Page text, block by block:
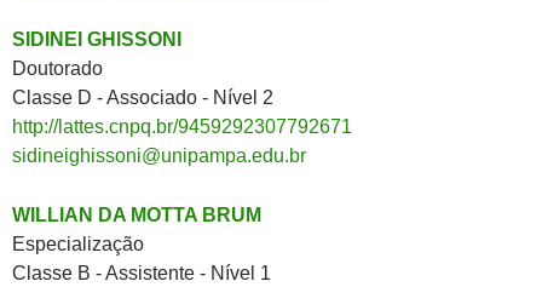
SIDINEI GHISSONI
Doutorado
Classe D - Associado - Nível 2
http://lattes.cnpq.br/9459292307792671
sidineighissoni@unipampa.edu.br
WILLIAN DA MOTTA BRUM
Especialização
Classe B - Assistente - Nível 1